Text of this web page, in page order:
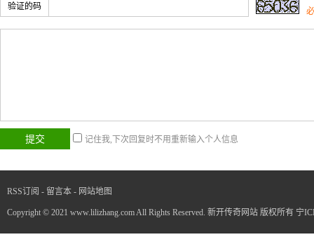
验证的码
记住我,下次回复时不用重新输入个人信息
RSS订阅 - 留言本 - 网站地图
Copyright © 2021 www.lilizhang.com All Rights Reserved. 新开传奇网站 版权所有 宁